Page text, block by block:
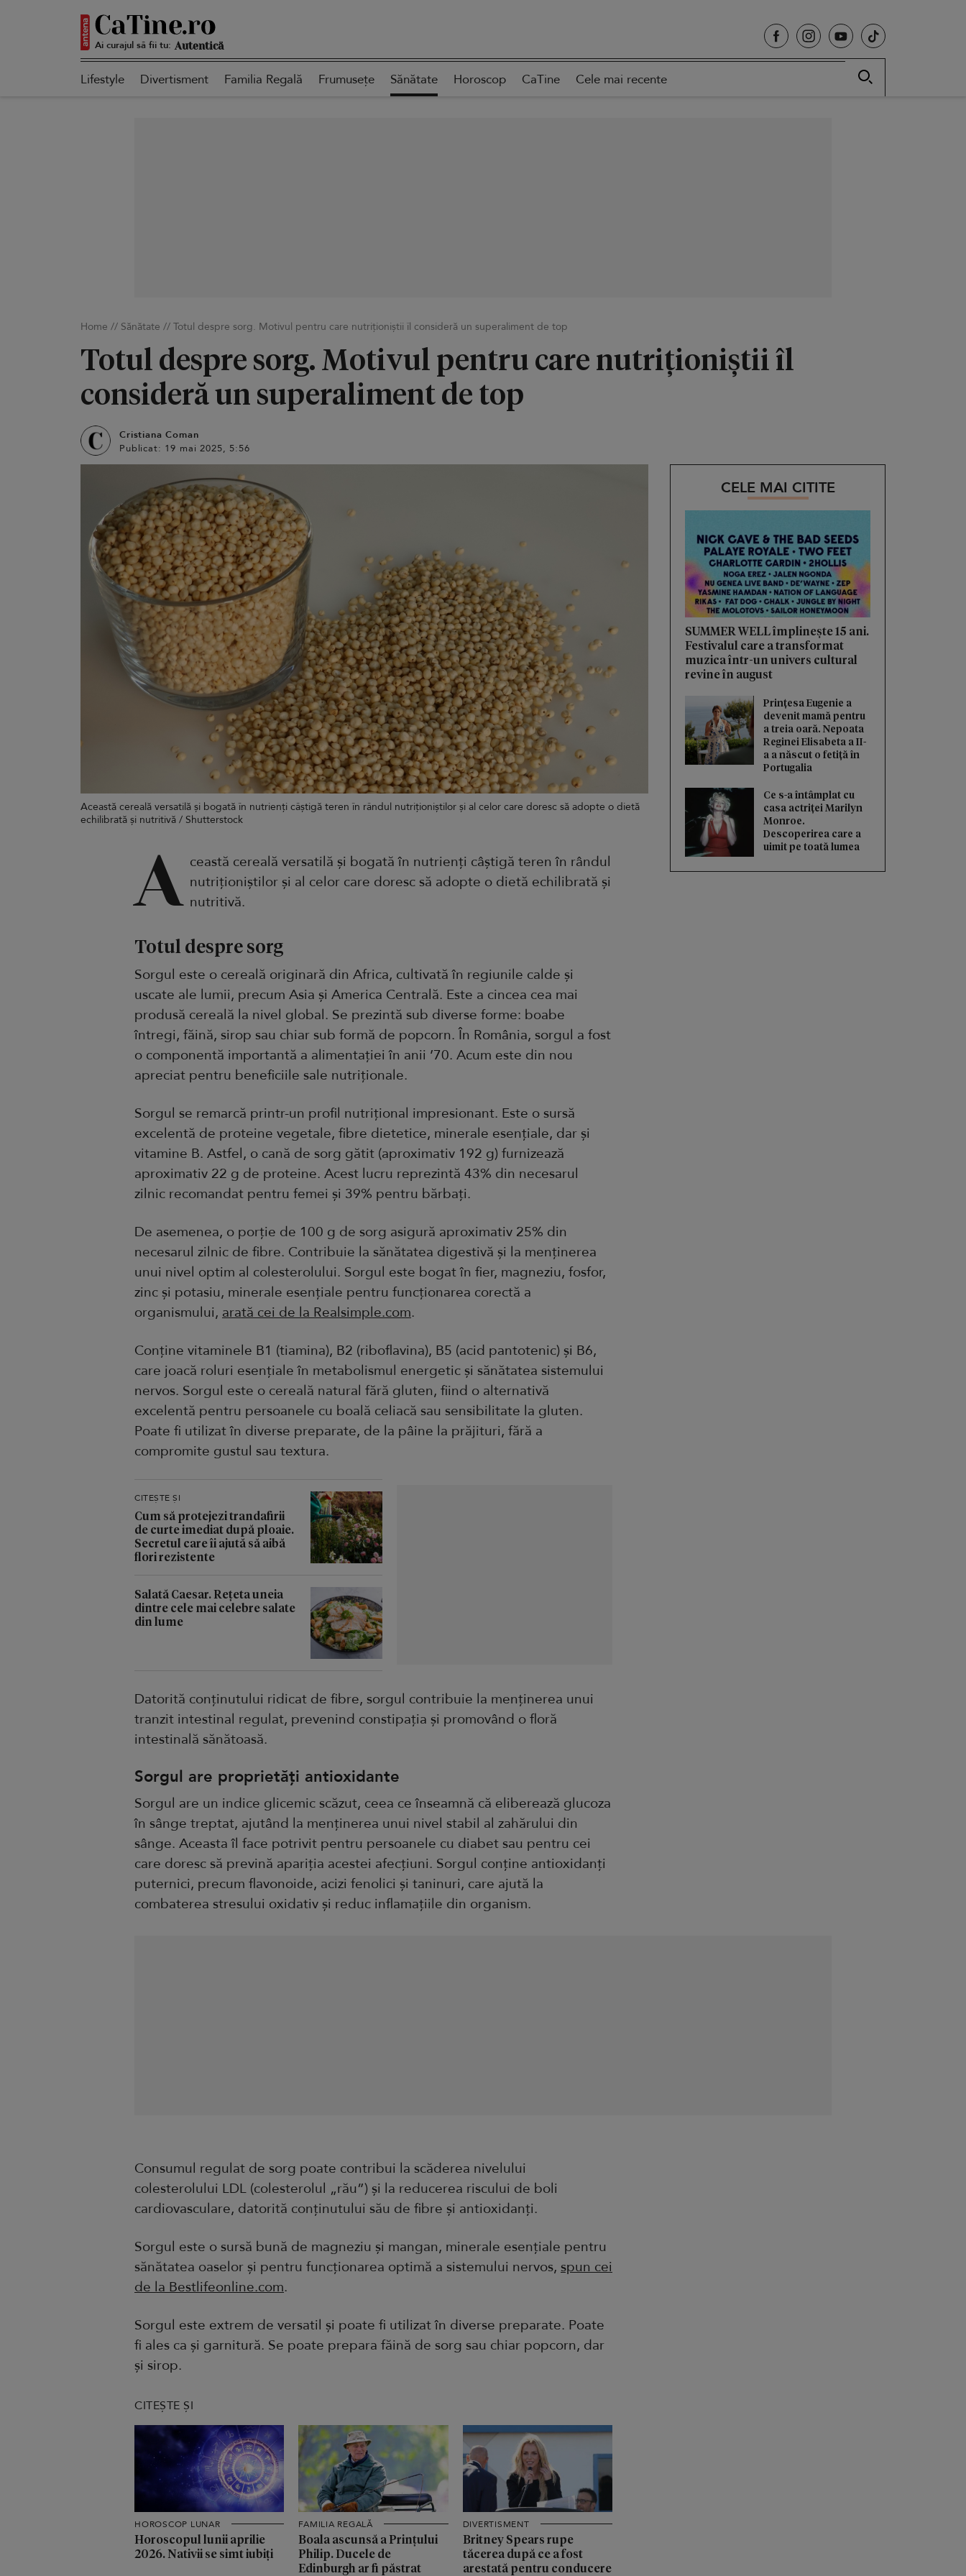
Ai curajul să fii tu: Autentică
Lifestyle Divertisment Familia Regală Frumusețe Sănătate Horoscop CaTine Cele mai recente
Home // Sănătate // Totul despre sorg. Motivul pentru care nutriționiștii îl consideră un superaliment de top
Totul despre sorg. Motivul pentru care nutriționiștii îl
consideră un superaliment de top
Cristiana Coman
Publicat: 19 mai 2025, 5:56
Această cereală versatilă și bogată în nutrienți câștigă teren în rândul nutriționiștilor și al celor care doresc să adopte o dietă
echilibrată și nutritivă / Shutterstock
CELE MAI CITITE
SUMMER WELL împlinește 15 ani.
Festivalul care a transformat
muzica într-un univers cultural
revine în august
Prințesa Eugenie a
devenit mamă pentru
a treia oară. Nepoata
Reginei Elisabeta a II-
a a născut o fetiță în
Portugalia
Ce s-a întâmplat cu
casa actriței Marilyn
Monroe.
Descoperirea care a
uimit pe toată lumea
A ceastă cereală versatilă și bogată în nutrienți câștigă teren în rândul
nutriționiștilor și al celor care doresc să adopte o dietă echilibrată și
nutritivă.
Totul despre sorg
Sorgul este o cereală originară din Africa, cultivată în regiunile calde și
uscate ale lumii, precum Asia și America Centrală. Este a cincea cea mai
produsă cereală la nivel global. Se prezintă sub diverse forme: boabe
întregi, făină, sirop sau chiar sub formă de popcorn. În România, sorgul a fost
o componentă importantă a alimentației în anii ’70. Acum este din nou
apreciat pentru beneficiile sale nutriționale.
Sorgul se remarcă printr-un profil nutrițional impresionant. Este o sursă
excelentă de proteine vegetale, fibre dietetice, minerale esențiale, dar și
vitamine B. Astfel, o cană de sorg gătit (aproximativ 192 g) furnizează
aproximativ 22 g de proteine. Acest lucru reprezintă 43% din necesarul
zilnic recomandat pentru femei și 39% pentru bărbați.
De asemenea, o porție de 100 g de sorg asigură aproximativ 25% din
necesarul zilnic de fibre. Contribuie la sănătatea digestivă și la menținerea
unui nivel optim al colesterolului. Sorgul este bogat în fier, magneziu, fosfor,
zinc și potasiu, minerale esențiale pentru funcționarea corectă a
organismului, arată cei de la Realsimple.com.
Conține vitaminele B1 (tiamina), B2 (riboflavina), B5 (acid pantotenic) și B6,
care joacă roluri esențiale în metabolismul energetic și sănătatea sistemului
nervos. Sorgul este o cereală natural fără gluten, fiind o alternativă
excelentă pentru persoanele cu boală celiacă sau sensibilitate la gluten.
Poate fi utilizat în diverse preparate, de la pâine la prăjituri, fără a
compromite gustul sau textura.
CITEȘTE ȘI
Cum să protejezi trandafirii
de curte imediat după ploaie.
Secretul care îi ajută să aibă
flori rezistente
Salată Caesar. Rețeta uneia
dintre cele mai celebre salate
din lume
Datorită conținutului ridicat de fibre, sorgul contribuie la menținerea unui
tranzit intestinal regulat, prevenind constipația și promovând o floră
intestinală sănătoasă.
Sorgul are proprietăți antioxidante
Sorgul are un indice glicemic scăzut, ceea ce înseamnă că eliberează glucoza
în sânge treptat, ajutând la menținerea unui nivel stabil al zahărului din
sânge. Aceasta îl face potrivit pentru persoanele cu diabet sau pentru cei
care doresc să prevină apariția acestei afecțiuni. Sorgul conține antioxidanți
puternici, precum flavonoide, acizi fenolici și taninuri, care ajută la
combaterea stresului oxidativ și reduc inflamațiile din organism.
Consumul regulat de sorg poate contribui la scăderea nivelului
colesterolului LDL (colesterolul „rău”) și la reducerea riscului de boli
cardiovasculare, datorită conținutului său de fibre și antioxidanți.
Sorgul este o sursă bună de magneziu și mangan, minerale esențiale pentru
sănătatea oaselor și pentru funcționarea optimă a sistemului nervos, spun cei
de la Bestlifeonline.com.
Sorgul este extrem de versatil și poate fi utilizat în diverse preparate. Poate
fi ales ca și garnitură. Se poate prepara făină de sorg sau chiar popcorn, dar
și sirop.
CITEȘTE ȘI
HOROSCOP LUNAR
Horoscopul lunii aprilie
2026. Nativii se simt iubiți
FAMILIA REGALĂ
Boala ascunsă a Prințului
Philip. Ducele de
Edinburgh ar fi păstrat
DIVERTISMENT
Britney Spears rupe
tăcerea după ce a fost
arestată pentru conducere